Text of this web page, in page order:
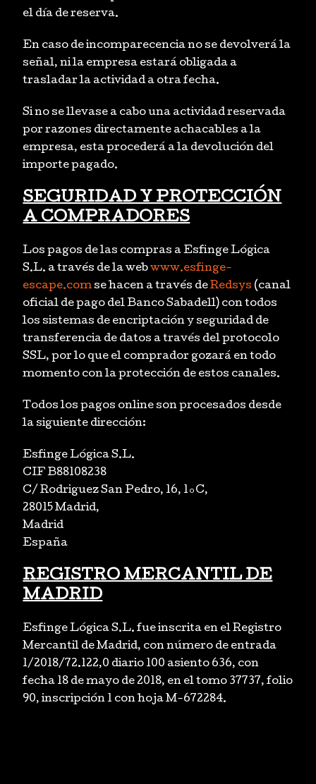
el día de reserva.
En caso de incomparecencia no se devolverá la
señal, ni la empresa estará obligada a
trasladar la actividad a otra fecha.
Si no se llevase a cabo una actividad reservada
por razones directamente achacables a la
empresa, esta procederá a la devolución del
importe pagado.
SEGURIDAD Y PROTECCIÓN
A COMPRADORES
Los pagos de las compras a Esfinge Lógica
S.L. a través de la webwww.esfinge-
escape.com se hacen a través deRedsys (canal
oficial de pago del Banco Sabadell) con todos
los sistemas de encriptación y seguridad de
transferencia de datos a través del protocolo
SSL, por lo que el comprador gozará en todo
momento con la protección de estos canales.
Todos los pagos online son procesados desde
la siguiente dirección:
Esfinge Lógica S.L.
CIF B88108238
C/ Rodriguez San Pedro, 16, 1ºC,
28015 Madrid,
Madrid
España
REGISTRO MERCANTIL DE
MADRID
Esfinge Lógica S.L. fue inscrita en el Registro
Mercantil de Madrid, con número de entrada
1/2018/72.122,0 diario 100 asiento 636, con
fecha 18 de mayo de 2018, en el tomo 37737, folio
90, inscripción 1 con hoja M-672284.